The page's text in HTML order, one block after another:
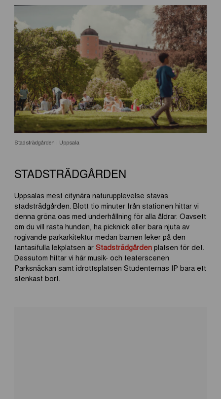
Stadsträdgården i Uppsala
STADSTRÄDGÅRDEN
Uppsalas mest citynära naturupplevelse stavas
stadsträdgården. Blott tio minuter från stationen hittar vi
denna gröna oas med underhållning för alla åldrar. Oavsett
om du vill rasta hunden, ha picknick eller bara njuta av
rogivande parkarkitektur medan barnen leker på den
fantasifulla lekplatsen ärStadsträdgårdenplatsen för det.
Dessutom hittar vi här musik- och teaterscenen
Parksnäckan samt idrottsplatsen Studenternas IP bara ett
stenkast bort.